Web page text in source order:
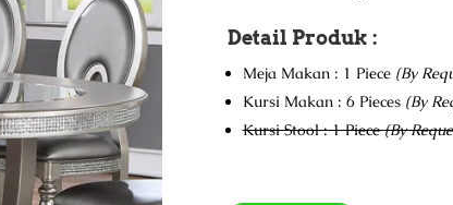
Detail Produk :
Meja Makan : 1 Piece (By
Kursi Makan : 6 Pieces (By
Kursi Stool : 1 Piece(By